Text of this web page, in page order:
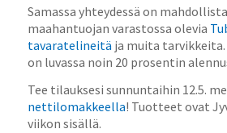
Samassa yhteydessä on
maahantuojan varastossa olevia
tavaratelineitä ja muita
on luvassa noin 20 prosentin
Tee tilauksesi sunnuntaihin 12.5.
nettilomakkeella! Tuotteet ovat
viikon sisällä.